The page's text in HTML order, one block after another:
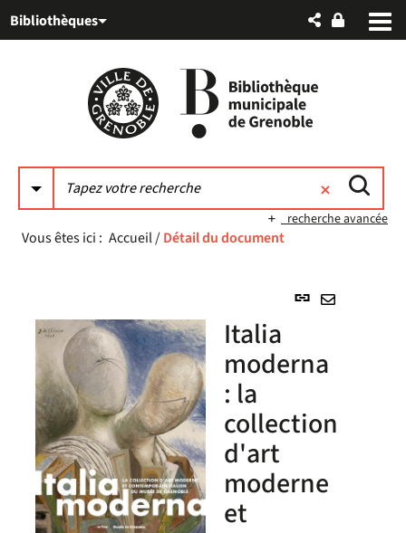
au
auBibliothèques
recherche avancée
Vous êtes ici : Accueil/Détail du document
Lien
mail
Italia
moderna
: la
collection
d'art
moderne
et